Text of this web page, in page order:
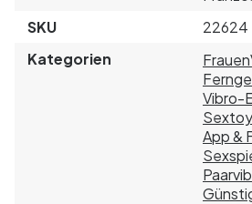
SKU
22624
Kategorien
Frauen
Vibro-
App &